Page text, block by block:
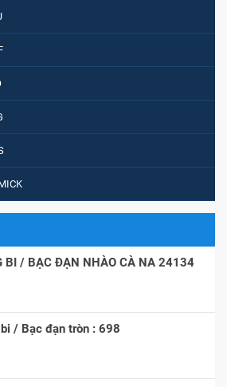
BI / BẠC ĐẠN NHÀO CÀ NA 24134
/ Bạc đạn tròn : 698